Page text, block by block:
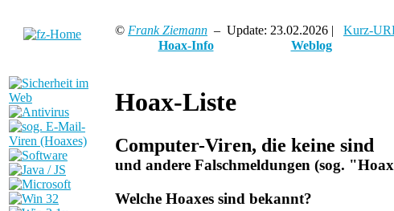
© Frank Ziemann – Update: 23.02.2026 | Kurz-
Hoax-Info
Weblog
Hoax-Liste
Computer-Viren, die keine sind
und andere Falschmeldungen (sog.
Welche Hoaxes sind bekannt?